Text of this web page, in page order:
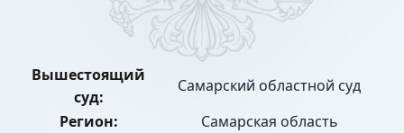
Вышестоящий
суд:
Самарский областной суд
Регион:
Самарская область